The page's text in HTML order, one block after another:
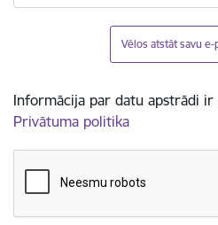
Vēlos atstāt savu e-
Informācija par datu apstrādi ir
Privātuma politika